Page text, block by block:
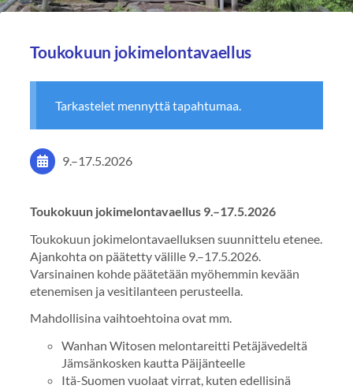
Toukokuun jokimelontavaellus
Tarkastelet mennyttä tapahtumaa.
9.–17.5.2026
Toukokuun jokimelontavaellus 9.–17.5.2026
Toukokuun jokimelontavaelluksen suunnittelu etenee.
Ajankohta on päätetty välille 9.–17.5.2026.
Varsinainen kohde päätetään myöhemmin kevään
etenemisen ja vesitilanteen perusteella.
Mahdollisina vaihtoehtoina ovat mm.
Wanhan Witosen melontareitti Petäjävedeltä
Jämsänkosken kautta Päijänteelle
Itä-Suomen vuolaat virrat, kuten edellisinä